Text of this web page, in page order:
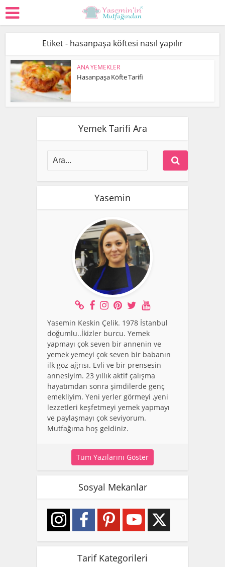
Etiket - hasanpaşa köftesi nasıl yapılır
ANA YEMEKLER
Hasanpaşa Köfte Tarifi
Yemek Tarifi Ara
Yasemin
Yasemin Keskin Çelik. 1978 İstanbul
doğumlu..İkizler burcu. Yemek
yapmayı çok seven bir annenin ve
yemek yemeyi çok seven bir babanın
ilk göz ağrısı. Evli ve bir prensesin
annesiyim. 23 yıllık aktif çalışma
hayatımdan sonra şimdilerde genç
emekliyim. Yeni yerler görmeyi ,yeni
lezzetleri keşfetmeyi yemek yapmayı
ve paylaşmayı çok seviyorum.
Mutfağıma hoş geldiniz.
Tüm Yazılarını Göster
Sosyal Mekanlar
Tarif Kategorileri